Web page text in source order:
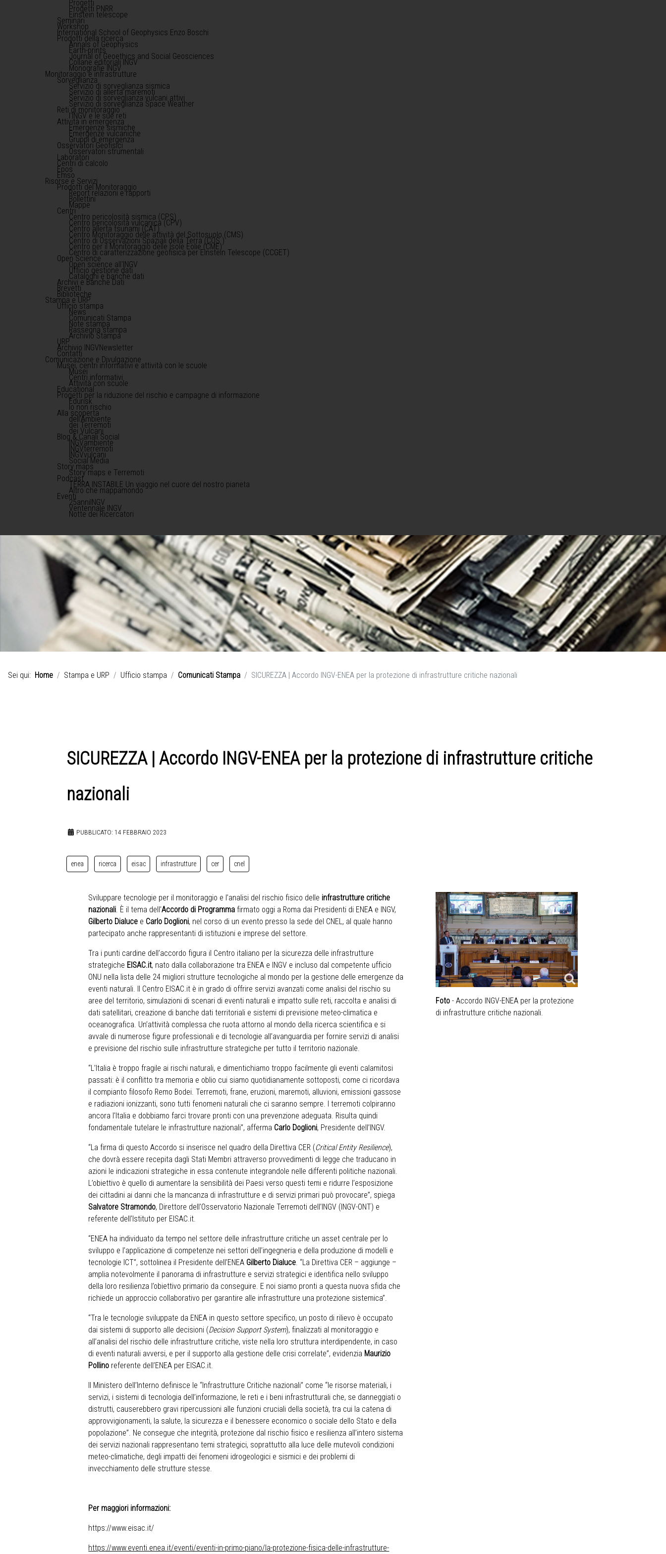
Progetti
Progetti PNRR
Einstein telescope
Seminari
Workshop
International School of Geophysics Enzo Boschi
Prodotti della ricerca
Annals of Geophysics
Earth-prints
Journal of Geoethics and Social Geosciences
Collane editoriali INGV
Monografie INGV
Monitoraggio e infrastrutture
Sorveglianza
Servizio di sorveglianza sismica
Servizio di allerta maremoti
Servizio di sorveglianza vulcani attivi
Servizio di sorveglianza Space Weather
Reti di monitoraggio
l'INGV e le sue reti
Attività in emergenza
Emergenze sismiche
Emergenze vulcaniche
Gruppi di emergenza
Osservatori Geofisici
Osservatori strumentali
Laboratori
Centri di calcolo
Epos
Emso
Risorse e Servizi
Prodotti del Monitoraggio
Report relazioni e rapporti
Bollettini
Mappe
Centri
Centro pericolosità sismica (CPS)
Centro pericolosità vulcanica (CPV)
Centro allerta tsunami (CAT)
Centro Monitoraggio delle attività del Sottosuolo (CMS)
Centro di Osservazioni Spaziali della Terra (COS )
Centro per il Monitoraggio delle Isole Eolie (CME)
Centro di caratterizzazione geofisica per Einstein Telescope (CCGET)
Open Science
Open science all'INGV
Ufficio gestione dati
Cataloghi e banche dati
Archivi e Banche Dati
Brevetti
Biblioteche
Stampa e URP
Ufficio stampa
News
Comunicati Stampa
Note stampa
Rassegna stampa
Archivio Stampa
URP
Archivio INGVNewsletter
Contatti
Comunicazione e Divulgazione
Musei, centri informativi e attività con le scuole
Musei
Centri informativi
Attività con scuole
Educational
Progetti per la riduzione del rischio e campagne di informazione
Edurisk
Io non rischio
Alla scoperta
dell'Ambiente
dei Terremoti
dei Vulcani
Blog & Canali Social
INGVambiente
INGVterremoti
INGVvulcani
Social Media
Story maps
Story maps e Terremoti
Podcast
TERRA INSTABILE Un viaggio nel cuore del nostro pianeta
Altro che mappamondo
Eventi
25anniINGV
Ventennale INGV
Notte dei Ricercatori
Sei qui: Home Stampa e URP Ufficio stampa Comunicati Stampa SICUREZZA | Accordo INGV-ENEA per la protezione di infrastrutture critiche nazionali
SICUREZZA | Accordo INGV-ENEA per la protezione di infrastrutture critiche
nazionali
PUBBLICATO: 14 FEBBRAIO 2023
enea ricerca eisac infrastrutture cer cnel
Sviluppare tecnologie per il monitoraggio e l’analisi del rischio fisico delle infrastrutture critiche
nazionali. È il tema dell’Accordo di Programma firmato oggi a Roma dai Presidenti di ENEA e INGV,
Gilberto Dialuce e Carlo Doglioni, nel corso di un evento presso la sede del CNEL, al quale hanno
partecipato anche rappresentanti di istituzioni e imprese del settore.
Tra i punti cardine dell’accordo figura il Centro italiano per la sicurezza delle infrastrutture
strategiche EISAC.it, nato dalla collaborazione tra ENEA e INGV e incluso dal competente ufficio
ONU nella lista delle 24 migliori strutture tecnologiche al mondo per la gestione delle emergenze da
eventi naturali. Il Centro EISAC.it è in grado di offrire servizi avanzati come analisi del rischio su
aree del territorio, simulazioni di scenari di eventi naturali e impatto sulle reti, raccolta e analisi di
dati satellitari, creazione di banche dati territoriali e sistemi di previsione meteo-climatica e
oceanografica. Un’attività complessa che ruota attorno al mondo della ricerca scientifica e si
avvale di numerose figure professionali e di tecnologie all’avanguardia per fornire servizi di analisi
e previsione del rischio sulle infrastrutture strategiche per tutto il territorio nazionale.
“L’Italia è troppo fragile ai rischi naturali, e dimentichiamo troppo facilmente gli eventi calamitosi
passati: è il conflitto tra memoria e oblio cui siamo quotidianamente sottoposti, come ci ricordava
il compianto filosofo Remo Bodei. Terremoti, frane, eruzioni, maremoti, alluvioni, emissioni gassose
e radiazioni ionizzanti, sono tutti fenomeni naturali che ci saranno sempre. I terremoti colpiranno
ancora l’Italia e dobbiamo farci trovare pronti con una prevenzione adeguata. Risulta quindi
fondamentale tutelare le infrastrutture nazionali”, afferma Carlo Doglioni, Presidente dell’INGV.
“La firma di questo Accordo si inserisce nel quadro della Direttiva CER (Critical Entity Resilience),
che dovrà essere recepita dagli Stati Membri attraverso provvedimenti di legge che traducano in
azioni le indicazioni strategiche in essa contenute integrandole nelle differenti politiche nazionali.
L’obiettivo è quello di aumentare la sensibilità dei Paesi verso questi temi e ridurre l’esposizione
dei cittadini ai danni che la mancanza di infrastrutture e di servizi primari può provocare”, spiega
Salvatore Stramondo, Direttore dell’Osservatorio Nazionale Terremoti dell’INGV (INGV-ONT) e
referente dell’Istituto per EISAC.it.
“ENEA ha individuato da tempo nel settore delle infrastrutture critiche un asset centrale per lo
sviluppo e l’applicazione di competenze nei settori dell’ingegneria e della produzione di modelli e
tecnologie ICT”, sottolinea il Presidente dell’ENEA Gilberto Dialuce. “La Direttiva CER – aggiunge –
amplia notevolmente il panorama di infrastrutture e servizi strategici e identifica nello sviluppo
della loro resilienza l’obiettivo primario da conseguire. E noi siamo pronti a questa nuova sfida che
richiede un approccio collaborativo per garantire alle infrastrutture una protezione sistemica”.
“Tra le tecnologie sviluppate da ENEA in questo settore specifico, un posto di rilievo è occupato
dai sistemi di supporto alle decisioni (Decision Support System), finalizzati al monitoraggio e
all’analisi del rischio delle infrastrutture critiche, viste nella loro struttura interdipendente, in caso
di eventi naturali avversi, e per il supporto alla gestione delle crisi correlate”, evidenzia Maurizio
Pollino referente dell’ENEA per EISAC.it.
Ministero dell’Interno definisce le “Infrastrutture Critiche nazionali” come “le risorse materiali, i
servizi, i sistemi di tecnologia dell’informazione, le reti e i beni infrastrutturali che, se danneggiati o
distrutti, causerebbero gravi ripercussioni alle funzioni cruciali della società, tra cui la catena di
approvvigionamenti, la salute, la sicurezza e il benessere economico o sociale dello Stato e della
popolazione”. Ne consegue che integrità, protezione dal rischio fisico e resilienza all’intero sistema
dei servizi nazionali rappresentano temi strategici, soprattutto alla luce delle mutevoli condizioni
meteo-climatiche, degli impatti dei fenomeni idrogeologici e sismici e dei problemi di
invecchiamento delle strutture stesse.
Per maggiori informazioni:
https://www.eisac.it/
https://www.eventi.enea.it/eventi/eventi-in-primo-piano/la-protezione-fisica-delle-infrastrutture-
Foto - Accordo INGV-ENEA per la protezione
di infrastrutture critiche nazionali.